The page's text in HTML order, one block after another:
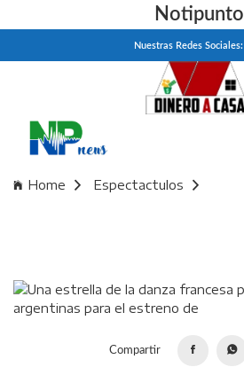
Notipunto
Nuestras Redes Sociales:
Home
Espectactulos
Compartir